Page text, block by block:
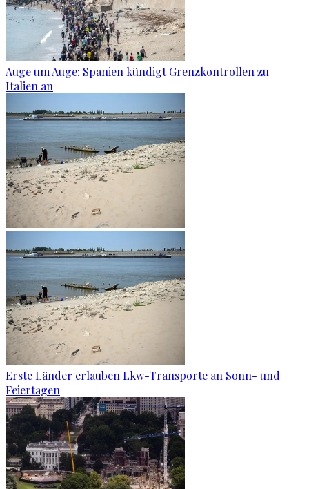
Auge um Auge: Spanien kündigt Grenzkontrollen zu
Italien an
Erste Länder erlauben Lkw-Transporte an Sonn- und
Feiertagen